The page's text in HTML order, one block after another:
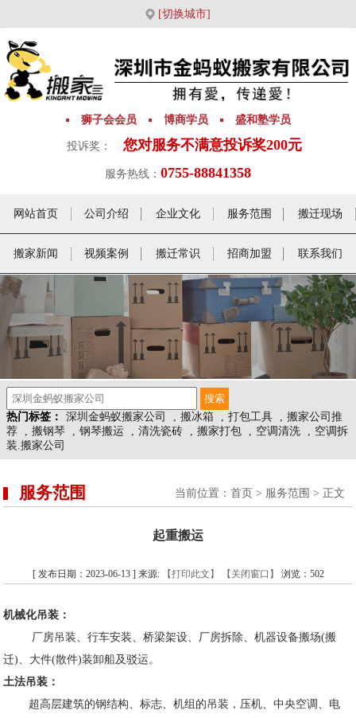
[切换城市]
狮子会会员 博商学员 盛和塾学员
投诉奖： 您对服务不满意投诉奖200元
服务热线： 0755-88841358
网站首页 公司介绍 企业文化 服务范围 搬迁现场
搬家新闻 视频案例 搬迁常识 招商加盟 联系我们
热门标签： 深圳金蚂蚁搬家公司 , 搬冰箱 , 打包工具 , 搬家公司推
荐
, 搬钢琴 , 钢琴搬运 , 清洗瓷砖 , 搬家打包 , 空调清洗 , 空调拆
装.搬家公司
服务范围 当前位置： 首页 > 服务范围 > 正文
起重搬运
[ 发布日期：2023-06-13 ] 来源: 【打印此文】 【关闭窗口】 浏览： 502
机械化吊装：
厂房吊装、行车安装、桥梁架设、厂房拆除、机器设备搬场(搬
迁)、大件(散件)装卸船及驳运。
土法吊装：
超高层建筑的钢结构、标志、机组的吊装，压机、中央空调、电